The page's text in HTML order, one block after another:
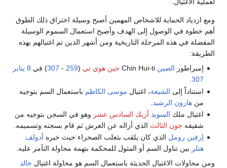
لعملية الاغتيال.
ومع ازدياد الحماية للاشخاص المهمين أصبح وسيلة اختراق ذلك الطوق
أهم خطوة في الوصول إلى الهدف وأصبح استعمال السموم الوسيلة
المفضلة في هذه المرحلة التاريخية ومن أشهر الذين تم اغتيالهم بهذه
الطريقة:
إمبراطور الصين Chin Hui-ti جين هوي تي (
259
-
307) في 8 يناير
307
.
استناداً إلى الشيعة، اغتيال موسى الكاظم باستعمال السم بتوجيه
منهارون الرشيد
اغتيال ملك السويد أريك السادس عشر وهو في السجن بتوجيه من
شقيقه جون الثالث الذي أزاله عن العرش ثم قام بسجنه وتسميمه.
إرفين رومل الذي كان يلقب بثعلب الصحراء حيث خيره أدولف
هتلر بين تناول السم أو المثول للمحكمة بتهمة محاولة التآمر عليه.
ومن محاولات الاغتيال الحديثة باستعمال السم هو محاولة اغتيال خالد